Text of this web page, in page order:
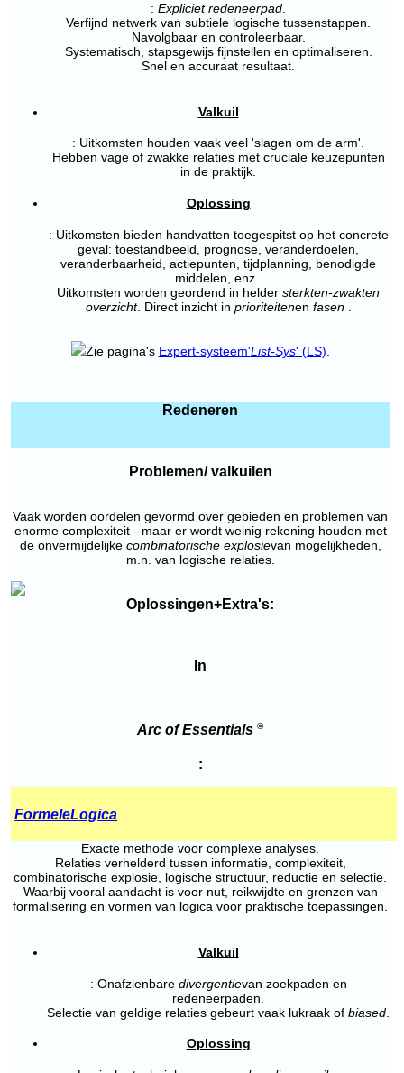
: Expliciet redeneerpad
Verfijnd netwerk van subtiele logische tussenstappen.
Navolgbaar en controleerbaar.
Systematisch, stapsgewijs fijnstellen en optimaliseren.
Snel en accuraat resultaat.
Valkuil
: Uitkomsten houden vaak veel 'slagen om de arm'.
Hebben vage of zwakke relaties met cruciale keuzepunten
in de praktijk.
Oplossing
: Uitkomsten bieden handvatten toegespitst op het concrete
geval: toestandbeeld, prognose, veranderdoelen,
veranderbaarheid, actiepunten, tijdplanning, benodigde
middelen, enz..
Uitkomsten worden geordend in helder sterkten-zwakten
overzicht. Direct inzicht in prioriteitenen fasen.
Zie pagina's Expert-systeem'List-Sys' (LS)
Redeneren
Problemen/ valkuilen
Vaak worden oordelen gevormd over gebieden en problemen van
enorme complexiteit - maar er wordt weinig rekening houden met
de onvermijdelijke combinatorische explosievan mogelijkheden,
m.n. van logische relaties.
Oplossingen+Extra's:
In
Arc of Essentials ©
:
FormeleLogica
Exacte methode voor complexe analyses.
Relaties verhelderd tussen informatie, complexiteit,
combinatorische explosie, logische structuur, reductie en selectie.
Waarbij vooral aandacht is voor nut, reikwijdte en grenzen van
formalisering en vormen van logica voor praktische toepassingen.
Valkuil
: Onafzienbare divergentievan zoekpaden en
redeneerpaden.
Selectie van geldige relaties gebeurt vaak lukraak of biased
Oplossing